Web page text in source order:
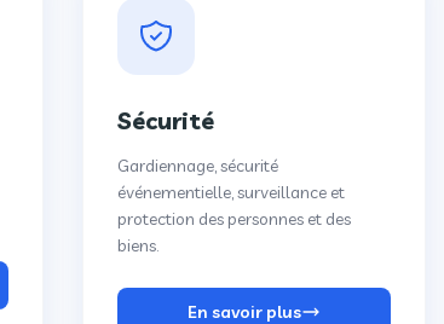
Sécurité
Gardiennage, sécurité
événementielle, surveillance et
protection des personnes et des
biens.
En savoir plus